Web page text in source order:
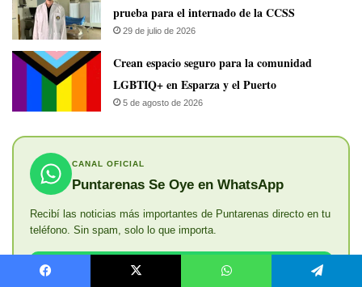
prueba para el internado de la CCSS
29 de julio de 2026
Crean espacio seguro para la comunidad
LGBTIQ+ en Esparza y el Puerto
5 de agosto de 2026
CANAL OFICIAL
Puntarenas Se Oye en WhatsApp
Recibí las noticias más importantes de Puntarenas directo en tu
teléfono. Sin spam, solo lo que importa.
Unirme al canal gratis